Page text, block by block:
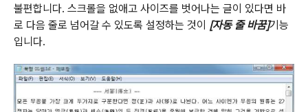
불편합니다. 스크롤을 없애고 사이즈를 벗어나는 글이 있다면 바
로 다음 줄로 넘어갈 수 있도록 설정하는 것이 [자동 줄 바꿈]기능
입니다.